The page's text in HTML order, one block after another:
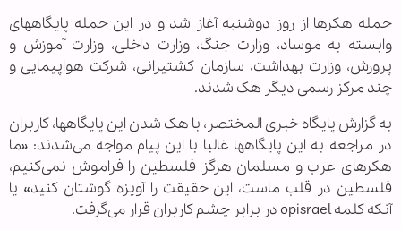
حمله هکرها از روز دوشنبه آغاز شد و در این حمله پایگاههای
وابسته به موساد، وزارت جنگ، وزارت داخلی، وزارت آموزش و
پرورش، وزارت بهداشت، سازمان کشتیرانی، شرکت هواپیمایی و
چند مرکز رسمی دیگر هک شدند.
به گزارش پایگاه خبری المختصر، با هک شدن این پایگاهها، کاربران
در مراجعه به این پایگاهها غالبا با این پیام مواجه می‌شدند: «ما
هکرهای عرب و مسلمان هرگز فلسطین را فراموش نمی‌کنیم،
فلسطین در قلب ماست، این حقیقت را آویزه گوشتان کنید» یا
آنکه کلمه opisrael در برابر چشم کاربران قرار می‌گرفت.